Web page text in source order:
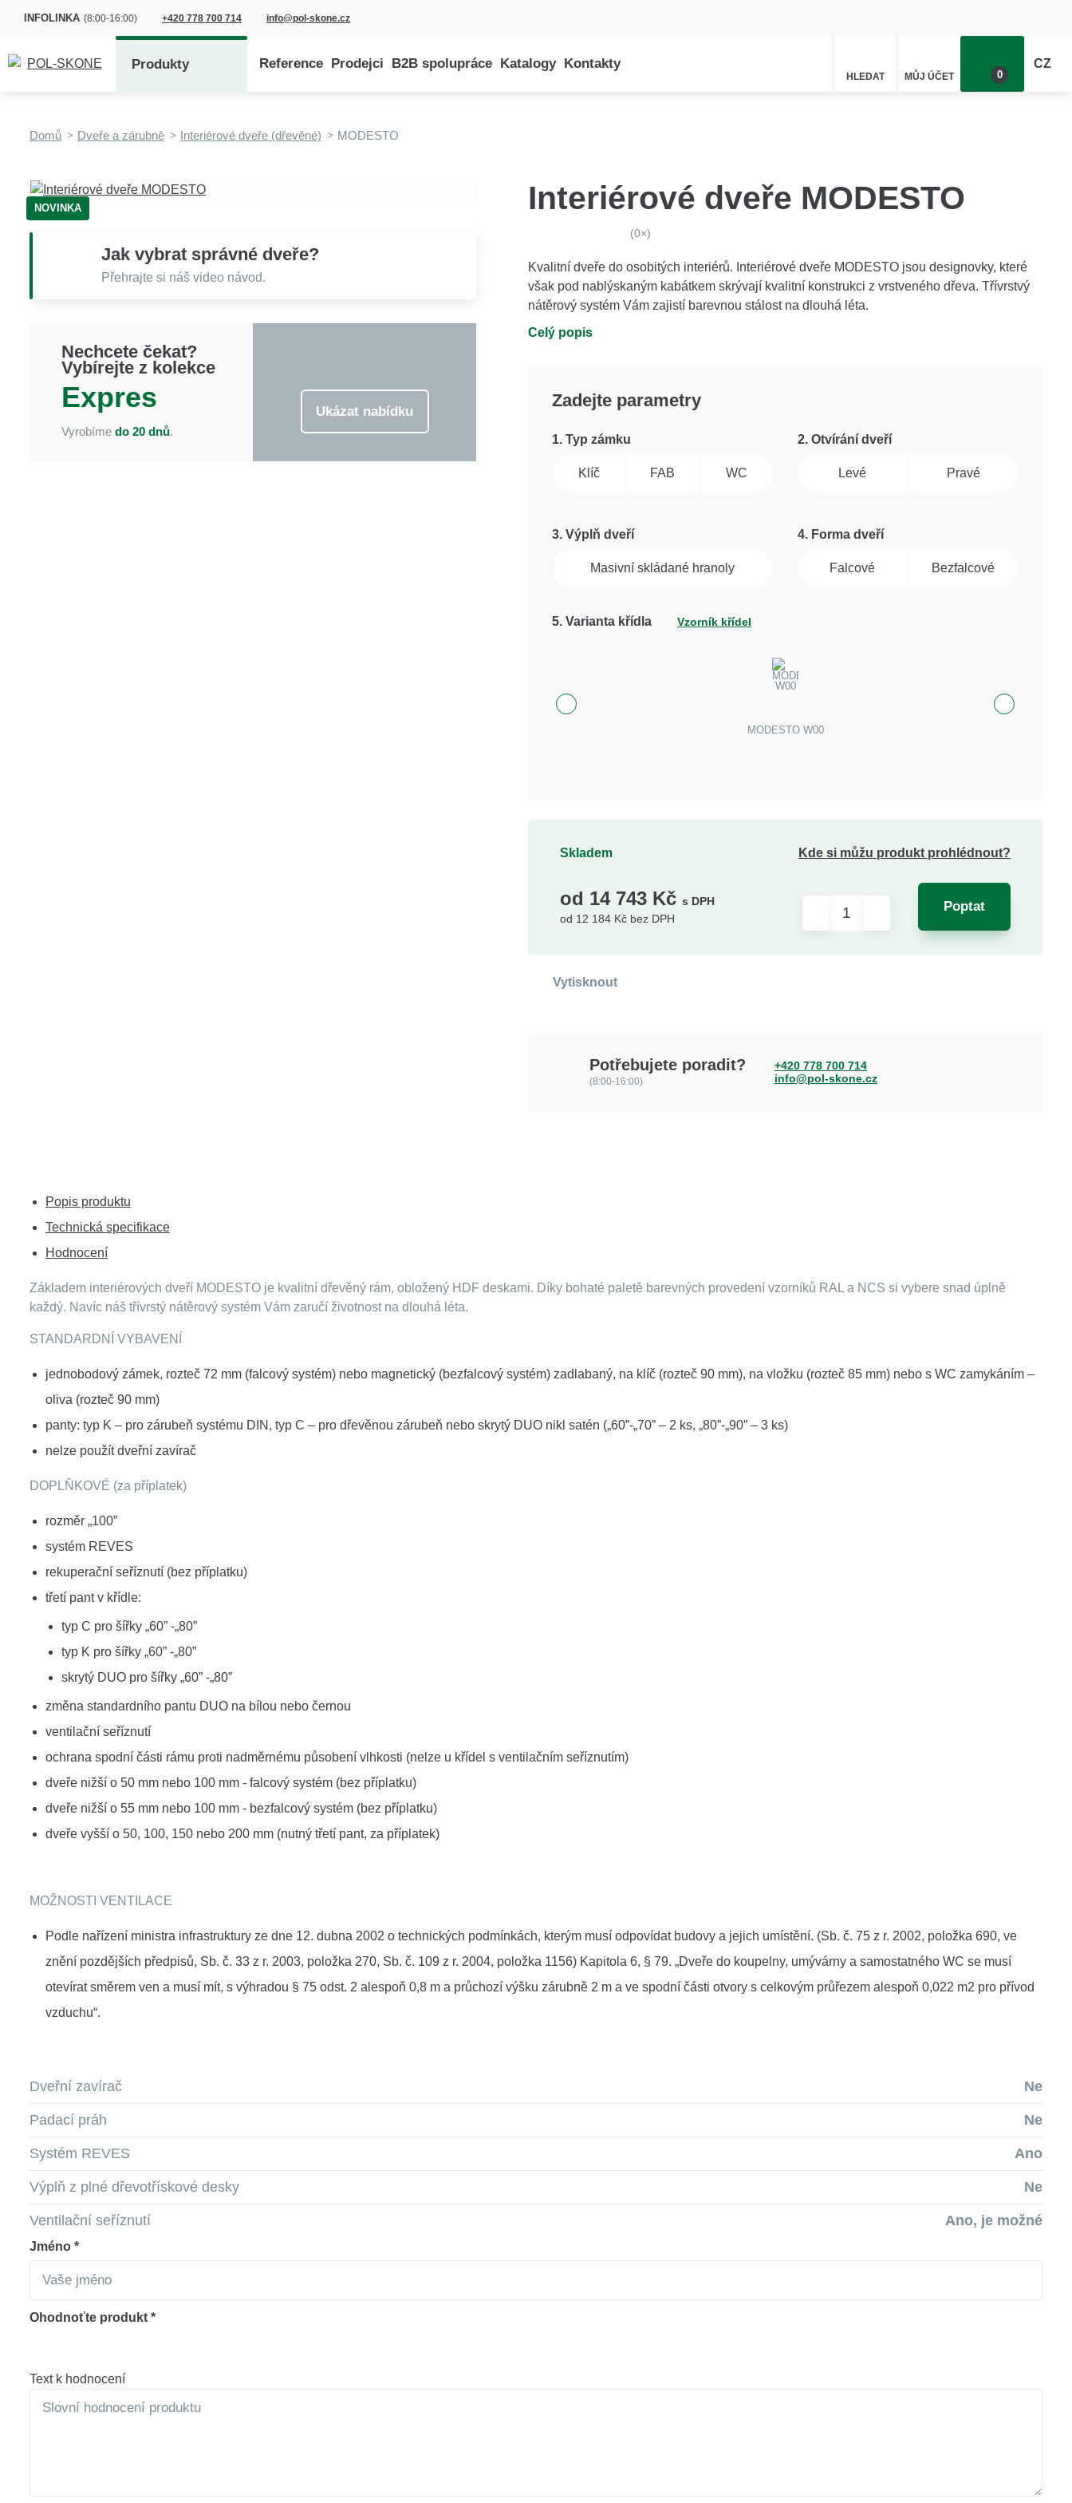
INFOLINKA (8:00-16:00) +420 778 700 714 info@pol-skone.cz
Produkty Reference Prodejci B2B spolupráce Katalogy Kontakty
HLEDAT MŮJ ÚČET 0
CZ
Domů Dveře a zárubně Interiérové dveře (dřevěné) MODESTO
Interiérové dveře MODESTO
(0×)
NOVINKA
Jak vybrat správné dveře?
Přehrajte si náš video návod.
Nechcete čekat?
Vybírejte z kolekce
Expres
Vyrobíme do 20 dnů.
Ukázat nabídku
Kvalitní dveře do osobitých interiérů. Interiérové dveře MODESTO jsou designovky, které
však pod nablýskaným kabátkem skrývají kvalitní konstrukci z vrstveného dřeva. Třívrstvý
nátěrový systém Vám zajistí barevnou stálost na dlouhá léta.
Celý popis
Zadejte parametry
1. Typ zámku
Klíč FAB WC
2. Otvírání dveří
Levé Pravé
3. Výplň dveří
Masivní skládané hranoly
4. Forma dveří
Falcové Bezfalcové
5. Varianta křídla Vzorník křídel
MODESTO W00
Skladem Kde si můžu produkt prohlédnout?
od 14 743 Kč s DPH
od 12 184 Kč bez DPH
Poptat
Vytisknout
Potřebujete poradit?
(8:00-16:00)
+420 778 700 714
info@pol-skone.cz
Popis produktu
Technická specifikace
Hodnocení
Základem interiérových dveří MODESTO je kvalitní dřevěný rám, obložený HDF deskami. Díky bohaté paletě barevných provedení vzorníků RAL a NCS si vybere snad úplně
každý. Navíc náš třívrstý nátěrový systém Vám zaručí životnost na dlouhá léta.
STANDARDNÍ VYBAVENÍ
jednobodový zámek, rozteč 72 mm (falcový systém) nebo magnetický (bezfalcový systém) zadlabaný, na klíč (rozteč 90 mm), na vložku (rozteč 85 mm) nebo s WC zamykáním –
oliva (rozteč 90 mm)
panty: typ K – pro zárubeň systému DIN, typ C – pro dřevěnou zárubeň nebo skrytý DUO nikl satén („60”-„70” – 2 ks, „80”-„90” – 3 ks)
nelze použít dveřní zavírač
DOPLŇKOVÉ (za příplatek)
rozměr „100”
systém REVES
rekuperační seříznutí (bez příplatku)
třetí pant v křídle:
typ C pro šířky „60” -„80”
typ K pro šířky „60” -„80”
skrytý DUO pro šířky „60” -„80”
změna standardního pantu DUO na bílou nebo černou
ventilační seříznutí
ochrana spodní části rámu proti nadměrnému působení vlhkosti (nelze u křídel s ventilačním seříznutím)
dveře nižší o 50 mm nebo 100 mm - falcový systém (bez příplatku)
dveře nižší o 55 mm nebo 100 mm - bezfalcový systém (bez příplatku)
dveře vyšší o 50, 100, 150 nebo 200 mm (nutný třetí pant, za příplatek)
MOŽNOSTI VENTILACE
Podle nařízení ministra infrastruktury ze dne 12. dubna 2002 o technických podmínkách, kterým musí odpovídat budovy a jejich umístění. (Sb. č. 75 z r. 2002, položka 690, ve
znění pozdějších předpisů, Sb. č. 33 z r. 2003, položka 270, Sb. č. 109 z r. 2004, položka 1156) Kapitola 6, § 79. „Dveře do koupelny, umývárny a samostatného WC se musí
otevírat směrem ven a musí mít, s výhradou § 75 odst. 2 alespoň 0,8 m a průchozí výšku zárubně 2 m a ve spodní části otvory s celkovým průřezem alespoň 0,022 m2 pro přívod
vzduchu“.
Dveřní zavírač Ne
Padací práh Ne
Systém REVES Ano
Výplň z plné dřevotřískové desky Ne
Ventilační seříznutí Ano, je možné
Jméno *
Ohodnoťte produkt *
Text k hodnocení